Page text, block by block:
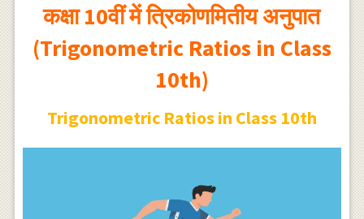
कक्षा 10वीं में त्रिकोणमितीय अनुपात
(Trigonometric Ratios in Class
10th)
Trigonometric Ratios in Class 10th